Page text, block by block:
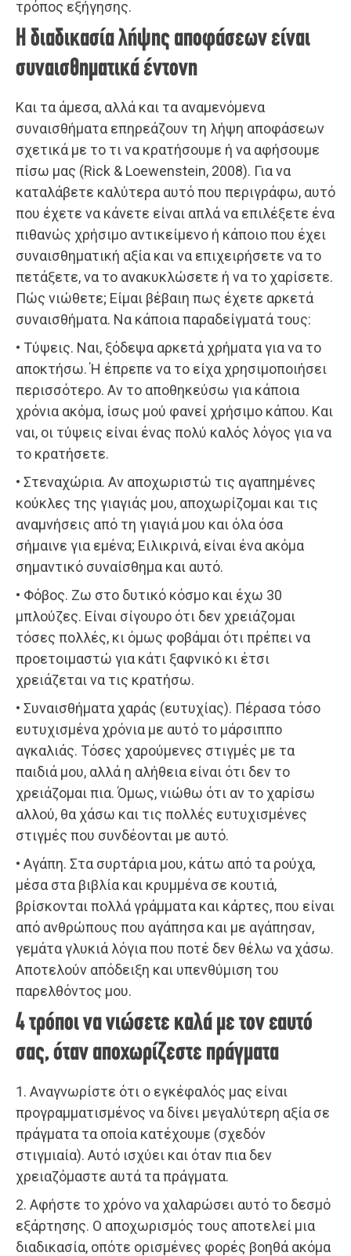
τρόπος εξήγησης.
Η διαδικασία λήψης αποφάσεων είναι
συναισθηματικά έντονη
Και τα άμεσα, αλλά και τα αναμενόμενα
συναισθήματα επηρεάζουν τη λήψη αποφάσεων
σχετικά με το τι να κρατήσουμε ή να αφήσουμε
πίσω μας (Rick & Loewenstein, 2008). Για να
καταλάβετε καλύτερα αυτό που περιγράφω, αυτό
που έχετε να κάνετε είναι απλά να επιλέξετε ένα
πιθανώς χρήσιμο αντικείμενο ή κάποιο που έχει
συναισθηματική αξία και να επιχειρήσετε να το
πετάξετε, να το ανακυκλώσετε ή να το χαρίσετε.
Πώς νιώθετε; Είμαι βέβαιη πως έχετε αρκετά
συναισθήματα. Να κάποια παραδείγματά τους:
• Τύψεις. Ναι, ξόδεψα αρκετά χρήματα για να το
αποκτήσω. Ή έπρεπε να το είχα χρησιμοποιήσει
περισσότερο. Αν το αποθηκεύσω για κάποια
χρόνια ακόμα, ίσως μού φανεί χρήσιμο κάπου. Και
ναι, οι τύψεις είναι ένας πολύ καλός λόγος για να
το κρατήσετε.
• Στεναχώρια. Αν αποχωριστώ τις αγαπημένες
κούκλες της γιαγιάς μου, αποχωρίζομαι και τις
αναμνήσεις από τη γιαγιά μου και όλα όσα
σήμαινε για εμένα; Ειλικρινά, είναι ένα ακόμα
σημαντικό συναίσθημα και αυτό.
• Φόβος. Ζω στο δυτικό κόσμο και έχω 30
μπλούζες. Είναι σίγουρο ότι δεν χρειάζομαι
τόσες πολλές, κι όμως φοβάμαι ότι πρέπει να
προετοιμαστώ για κάτι ξαφνικό κι έτσι
χρειάζεται να τις κρατήσω.
• Συναισθήματα χαράς (ευτυχίας). Πέρασα τόσο
ευτυχισμένα χρόνια με αυτό το μάρσιππο
αγκαλιάς. Τόσες χαρούμενες στιγμές με τα
παιδιά μου, αλλά η αλήθεια είναι ότι δεν το
χρειάζομαι πια. Όμως, νιώθω ότι αν το χαρίσω
αλλού, θα χάσω και τις πολλές ευτυχισμένες
στιγμές που συνδέονται με αυτό.
• Αγάπη. Στα συρτάρια μου, κάτω από τα ρούχα,
μέσα στα βιβλία και κρυμμένα σε κουτιά,
βρίσκονται πολλά γράμματα και κάρτες, που είναι
από ανθρώπους που αγάπησα και με αγάπησαν,
γεμάτα γλυκιά λόγια που ποτέ δεν θέλω να χάσω.
Αποτελούν απόδειξη και υπενθύμιση του
παρελθόντος μου.
4 τρόποι να νιώσετε καλά με τον εαυτό
σας, όταν αποχωρίζεστε πράγματα
1. Αναγνωρίστε ότι ο εγκέφαλός μας είναι
προγραμματισμένος να δίνει μεγαλύτερη αξία σε
πράγματα τα οποία κατέχουμε (σχεδόν
στιγμιαία). Αυτό ισχύει και όταν πια δεν
χρειαζόμαστε αυτά τα πράγματα.
2. Αφήστε το χρόνο να χαλαρώσει αυτό το δεσμό
εξάρτησης. Ο αποχωρισμός τους αποτελεί μια
διαδικασία, οπότε ορισμένες φορές βοηθά ακόμα